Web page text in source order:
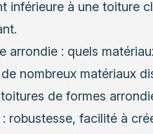
inférieure à une toiture
arrondie : quels
de nombreux matériaux
toitures de formes
robustesse, facilité à